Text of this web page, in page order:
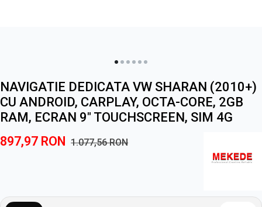
NAVIGATIE DEDICATA VW SHARAN (2010+)
CU ANDROID, CARPLAY, OCTA-CORE, 2GB
RAM, ECRAN 9" TOUCHSCREEN, SIM 4G
897,97 RON 1.077,56RON